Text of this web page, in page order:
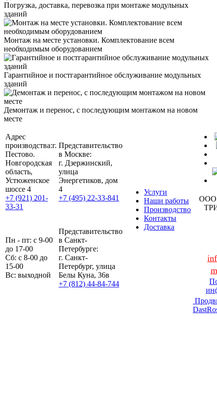
Погрузка, доставка, перевозка при монтаже модульных
зданий
Монтаж на месте установки. Комплектование всем
необходимым оборудованием
Гарантийное и постгарантийное обслуживание модульных
зданий
Демонтаж и перенос, с последующим монтажом на новом
месте
Адрес
производства:г.
Пестово.
Новгородская
область,
Устюженское
шоссе 4
+7 (921) 201-
33-31
Представительство
в Москве:
г. Дзержинский,
улица
Энергетиков, дом
4
+7 (495) 22-33-841
Услуги
Наши работы
Производство
Контакты
Доставка
ООО
Пн - пт: с 9-00
до 17-00
Сб: с 8-00 до
15-00
Вс: выходной
Представительство
в Санкт-
Петербурге:
г. Санкт-
Петербург, улица
Белы Куна, 36в
+7 (812) 44-84-744